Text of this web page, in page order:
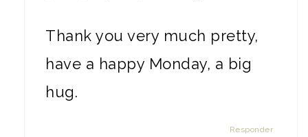
Thank you very much pretty,
have a happy Monday, a big
hug.
Responder